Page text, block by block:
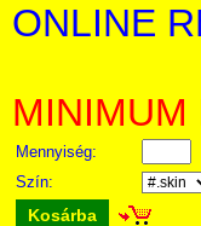
ONLINE
MINIMUM
Mennyiség:
Szín:
Kosárba